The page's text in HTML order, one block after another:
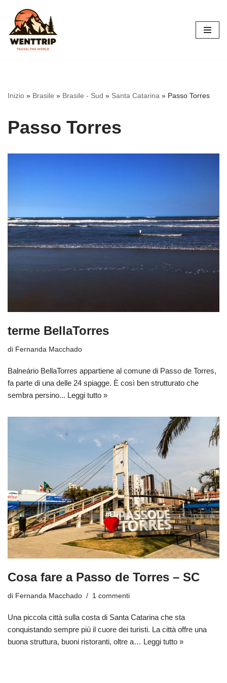
Vai
al
contenuto
Inizio » Brasile » Brasile - Sud » Santa Catarina » Passo Torres
Passo Torres
terme BellaTorres
di Fernanda Macchado
Balneário BellaTorres appartiene al comune di Passo de Torres,
fa parte di una delle 24 spiagge. È così ben strutturato che
sembra persino... Leggi tutto »
Cosa fare a Passo de Torres – SC
di Fernanda Macchado 1 commenti
Una piccola città sulla costa di Santa Catarina che sta
conquistando sempre più il cuore dei turisti. La città offre una
buona struttura, buoni ristoranti, oltre a… Leggi tutto »